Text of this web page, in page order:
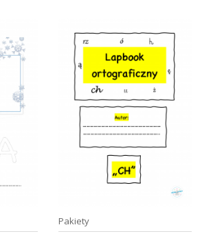
Pakiety